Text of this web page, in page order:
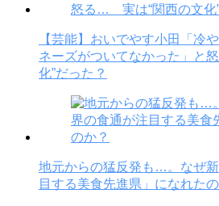
【芸能】おいでやす小田「冷
ネーズがついてなかった」と
化”だった？
地元からの猛反発も…。なぜ
目する美食先進県」になれた